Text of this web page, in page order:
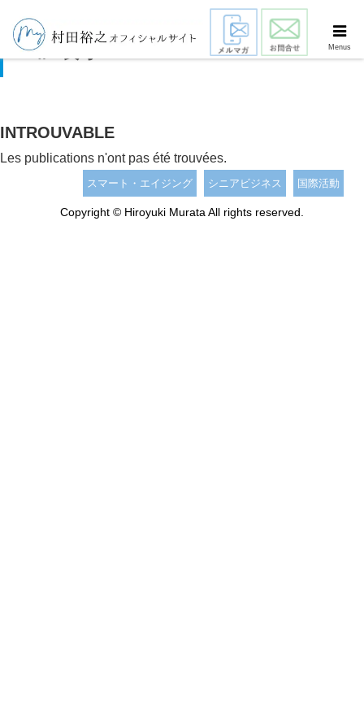
スマート・エイジング シニアビジネス 国際活動
食事
INTROUVABLE
Les publications n'ont pas été trouvées.
Copyright © Hiroyuki Murata All rights reserved.
Menus